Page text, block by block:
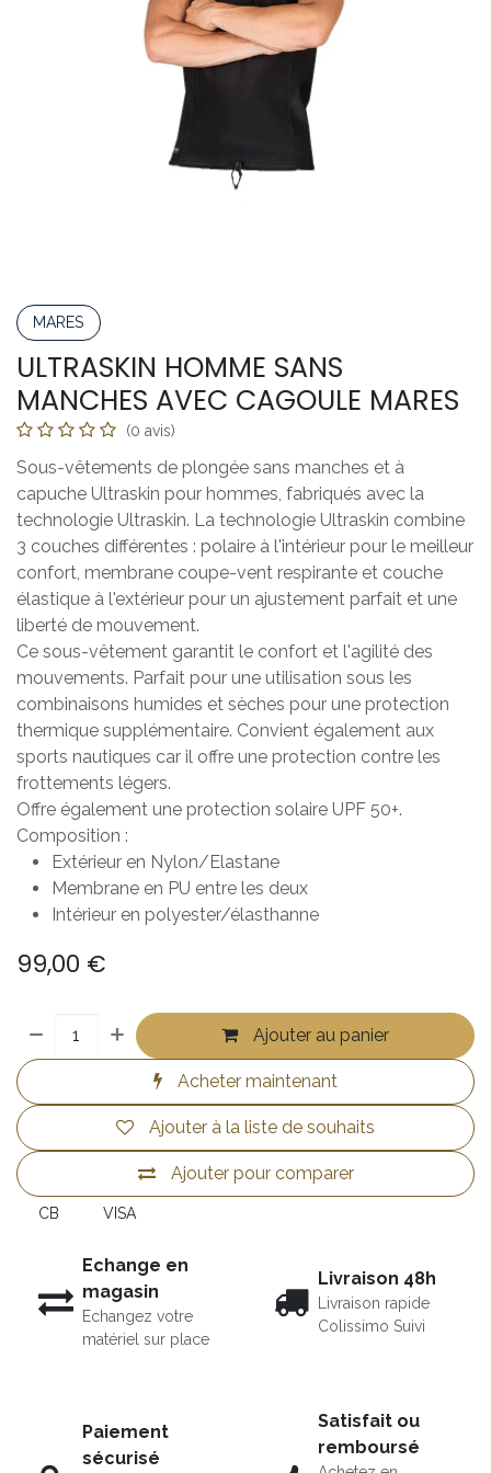
MARES
ULTRASKIN HOMME SANS
MANCHES AVEC CAGOULE MARES
(0 avis)
Sous-vêtements de plongée sans manches et à
capuche Ultraskin pour hommes, fabriqués avec la
technologie Ultraskin. La technologie Ultraskin combine
3 couches différentes : polaire à l'intérieur pour le meilleur
confort, membrane coupe-vent respirante et couche
élastique à l'extérieur pour un ajustement parfait et une
liberté de mouvement.
Ce sous-vêtement garantit le confort et l'agilité des
mouvements. Parfait pour une utilisation sous les
combinaisons humides et sèches pour une protection
thermique supplémentaire. Convient également aux
sports nautiques car il offre une protection contre les
frottements légers.
Offre également une protection solaire UPF 50+.
Composition :
Extérieur en Nylon/Elastane
Membrane en PU entre les deux
Intérieur en polyester/élasthanne
99,00 €
Ajouter au panier
Acheter maintenant
Ajouter pour comparer
Ajouter à la liste de souhaits
CB VISA
Echange en
magasin
Echangez votre
matériel sur place
Livraison 48h
Livraison rapide
Colissimo Suivi
Paiement
sécurisé
Satisfait ou
remboursé